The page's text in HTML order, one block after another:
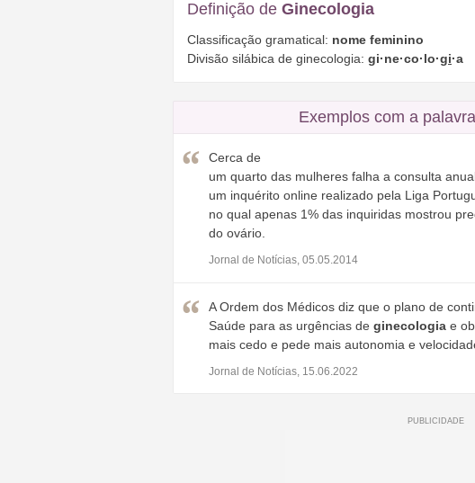
Definição de Ginecologia
Classificação gramatical: nome feminino
Divisão silábica de ginecologia: gi·ne·co·lo·gi·a
Exemplos com a
Cerca de
um quarto das mulheres falha a consulta
um inquérito online realizado pela Liga
no qual apenas 1% das inquiridas mostrou
do ovário.
Jornal de Notícias, 05.05.2014
A Ordem dos Médicos diz que o plano de
Saúde para as urgências de ginecologia e
mais cedo e pede mais autonomia e
Jornal de Notícias, 15.06.2022